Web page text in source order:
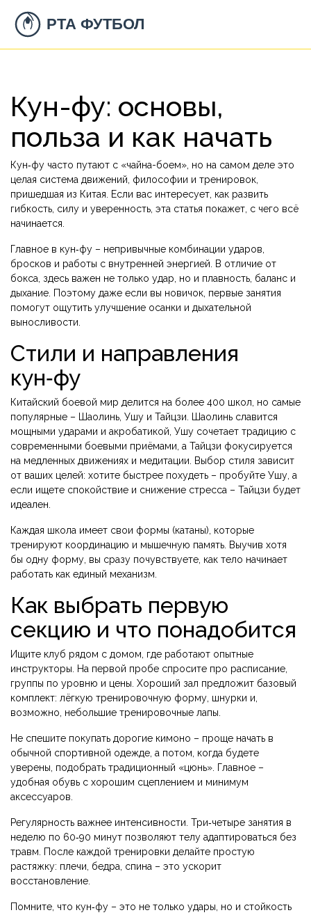
Кун-фу: основы,
польза и как начать
Кун‑фу часто путают с «чайна-боем», но на самом деле это
целая система движений, философии и тренировок,
пришедшая из Китая. Если вас интересует, как развить
гибкость, силу и уверенность, эта статья покажет, с чего всё
начинается.
Главное в кун‑фу – непривычные комбинации ударов,
бросков и работы с внутренней энергией. В отличие от
бокса, здесь важен не только удар, но и плавность, баланс и
дыхание. Поэтому даже если вы новичок, первые занятия
помогут ощутить улучшение осанки и дыхательной
выносливости.
Стили и направления
кун‑фу
Китайский боевой мир делится на более 400 школ, но самые
популярные – Шаолинь, Ушу и Тайцзи. Шаолинь славится
мощными ударами и акробатикой, Ушу сочетает традицию с
современными боевыми приёмами, а Тайцзи фокусируется
на медленных движениях и медитации. Выбор стиля зависит
от ваших целей: хотите быстрее похудеть – пробуйте Ушу, а
если ищете спокойствие и снижение стресса – Тайцзи будет
идеален.
Каждая школа имеет свои формы (катаны), которые
тренируют координацию и мышечную память. Выучив хотя
бы одну форму, вы сразу почувствуете, как тело начинает
работать как единый механизм.
Как выбрать первую
секцию и что понадобится
Ищите клуб рядом с домом, где работают опытные
инструкторы. На первой пробе спросите про расписание,
группы по уровню и цены. Хороший зал предложит базовый
комплект: лёгкую тренировочную форму, шнурки и,
возможно, небольшие тренировочные лапы.
Не спешите покупать дорогие кимоно – проще начать в
обычной спортивной одежде, а потом, когда будете
уверены, подобрать традиционный «цюнь». Главное –
удобная обувь с хорошим сцеплением и минимум
аксессуаров.
Регулярность важнее интенсивности. Три‑четыре занятия в
неделю по 60‑90 минут позволяют телу адаптироваться без
травм. После каждой тренировки делайте простую
растяжку: плечи, бедра, спина – это ускорит
восстановление.
Помните, что кун‑фу – это не только удары, но и стойкость